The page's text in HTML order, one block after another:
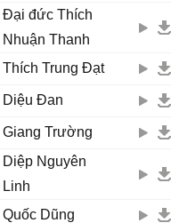
Đại đức Thích
Nhuận Thanh
Thích Trung Đạt
Diệu Đan
Giang Trường
Diệp Nguyên
Linh
Quốc Dũng